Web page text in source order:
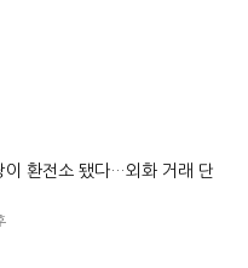
이 환전소 됐다…외화 거래 단